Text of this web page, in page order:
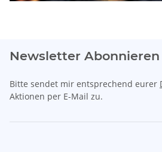
Newsletter Abonnieren
Bitte sendet mir entsprechend eurer
Aktionen per E-Mail zu.